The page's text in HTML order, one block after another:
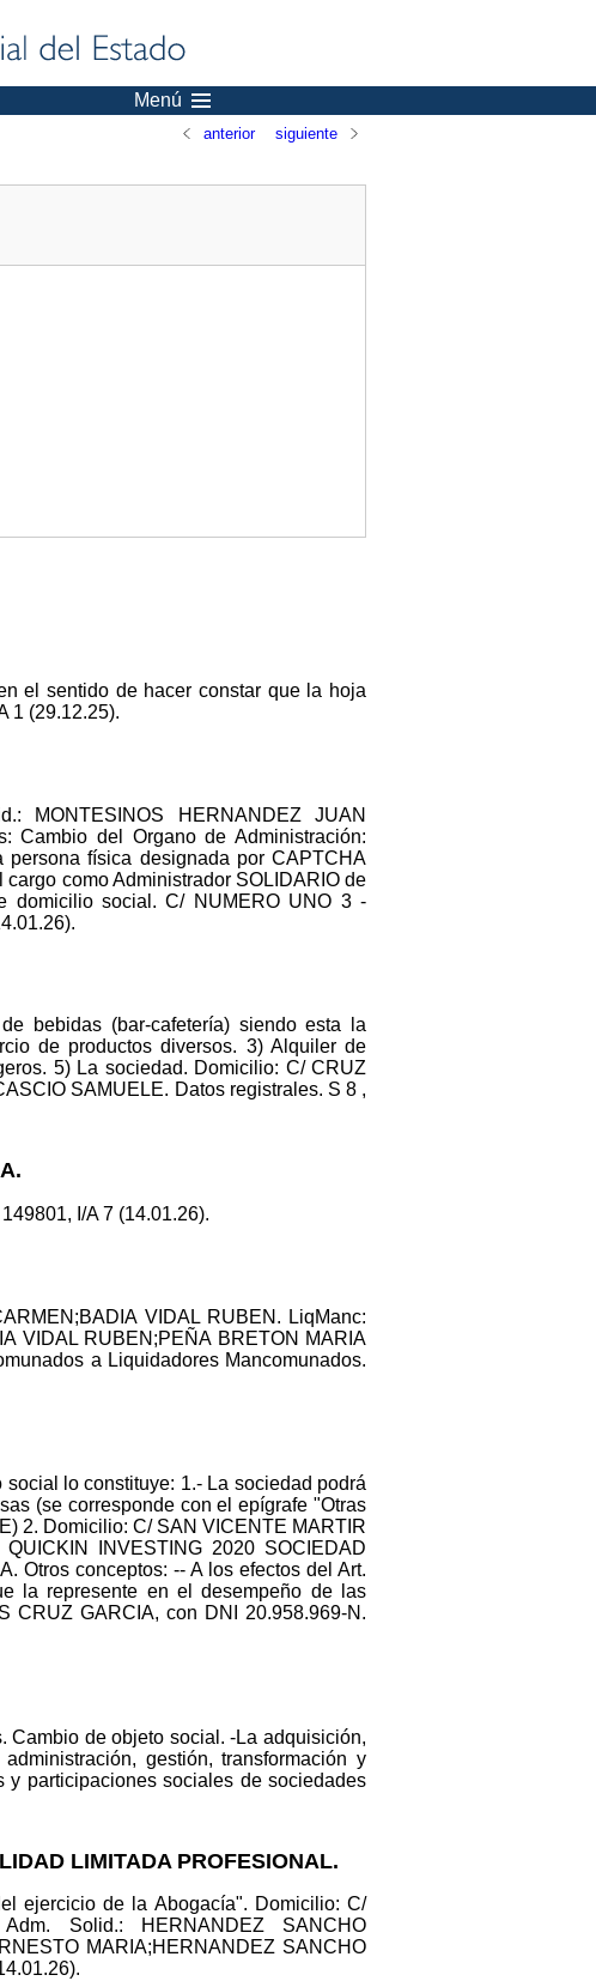
Menú
anterior siguiente
el sentido de hacer constar que la hoja
1 (29.12.25).
MONTESINOS HERNANDEZ JUAN
Cambio del Organo de Administración:
física designada por CAPTCHA
como Administrador SOLIDARIO de
domicilio social. C/ NUMERO UNO 3 -
bebidas (bar-cafetería) siendo esta la
de productos diversos. 3) Alquiler de
5) La sociedad. Domicilio: C/ CRUZ
SAMUELE. Datos registrales. S 8 ,
I/A 7 (14.01.26).
VIDAL RUBEN. LiqManc:
VIDAL RUBEN;PEÑA BRETON MARIA
a Liquidadores Mancomunados.
lo constituye: 1.- La sociedad podrá
(se corresponde con el epígrafe "Otras
2. Domicilio: C/ SAN VICENTE MARTIR
INVESTING 2020 SOCIEDAD
Otros conceptos: -- A los efectos del Art.
la represente en el desempeño de las
CRUZ GARCIA, con DNI 20.958.969-N.
Cambio de objeto social. -La adquisición,
gestión, transformación y
participaciones sociales de sociedades
LIMITADA PROFESIONAL.
ejercicio de la Abogacía". Domicilio: C/
Solid.: HERNANDEZ SANCHO
MARIA;HERNANDEZ SANCHO